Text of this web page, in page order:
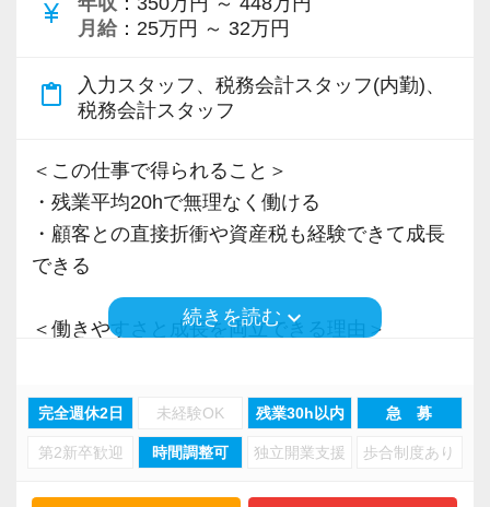
currency_yen
月給 ：25万円 ～ 32万円
content_paste
入力スタッフ、税務会計スタッフ(内勤)、
税務会計スタッフ
＜この仕事で得られること＞
・残業平均20hで無理なく働ける
・顧客との直接折衝や資産税も経験できて成長
できる
＜働きやすさと成長を両立できる理由＞
・分業体制で業務負担を軽減
・顧客対応や提案業務に集中可能
・資産税や相続など専門性の高い案件あり
続きを読むkeyboard_arrow_down
完全週休2日 未経験OK 残業30h以内 急 募
第2新卒歓迎 時間調整可 独立開業支援 歩合制度あり